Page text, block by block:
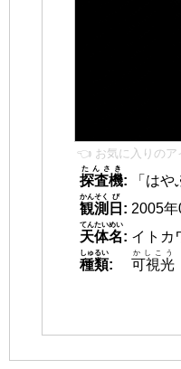
👈 お気に入りのア
探査機
たんさき
:
「はや
観測
かんそく
日
び
: 2005
天体名
てんたいめい
: イトカ
種類
しゅるい
: 可視光
かしこう